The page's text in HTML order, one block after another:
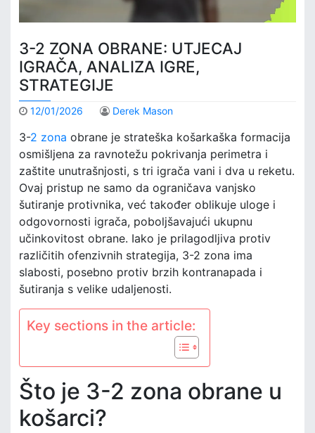
3-2 ZONA OBRANE: UTJECAJ
IGRAČA, ANALIZA IGRE,
STRATEGIJE
12/01/2026 Derek Mason
3-2 zona obrane je strateška košarkaška formacija
osmišljena za ravnotežu pokrivanja perimetra i
zaštite unutrašnjosti, s tri igrača vani i dva u reketu.
Ovaj pristup ne samo da ograničava vanjsko
šutiranje protivnika, već također oblikuje uloge i
odgovornosti igrača, poboljšavajući ukupnu
učinkovitost obrane. Iako je prilagodljiva protiv
različitih ofenzivnih strategija, 3-2 zona ima
slabosti, posebno protiv brzih kontranapada i
šutiranja s velike udaljenosti.
Key sections in the article:
Što je 3-2 zona obrane u
košarci?